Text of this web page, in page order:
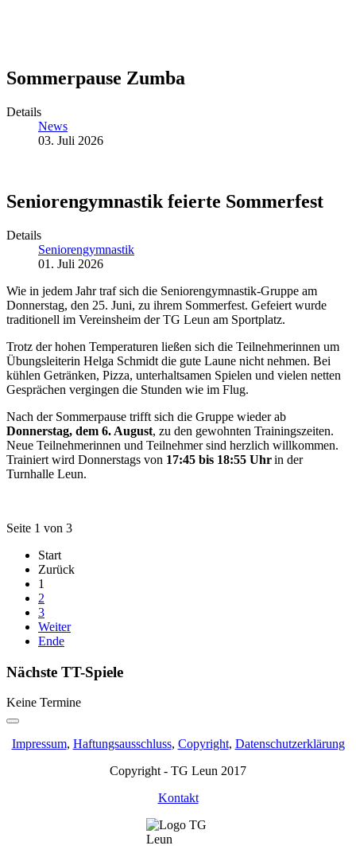
Sommerpause Zumba
Details
News
03. Juli 2026
Seniorengymnastik feierte Sommerfest
Details
Seniorengymnastik
01. Juli 2026
Wie in jedem Jahr traf sich die Seniorengymnastik-Gruppe am
Donnerstag, den 25. Juni, zu ihrem Sommerfest. Gefeiert wurde
traditionell im Vereinsheim der TG Leun am Sportplatz.
Trotz der hohen Temperaturen ließen sich die Teilnehmerinnen um
Übungsleiterin Helga Schmidt die gute Laune nicht nehmen. Bei
kühlen Getränken, Pizza, unterhaltsamen Spielen und vielen netten
Gesprächen vergingen die Stunden wie im Flug.
Nach der Sommerpause trifft sich die Gruppe wieder ab
Donnerstag, dem 6. August, zu den gewohnten Trainingszeiten.
Neue Teilnehmerinnen und Teilnehmer sind herzlich willkommen.
Trainiert wird Donnerstags von 17:45 bis 18:55 Uhrin der
Turnhalle Leun.
Seite 1 von 3
Start
Zurück
1
2
3
Weiter
Ende
Nächste TT-Spiele
Keine Termine
Impressum, Haftungsausschluss, Copyright, Datenschutzerklärung
Copyright - TG Leun 2017
Kontakt